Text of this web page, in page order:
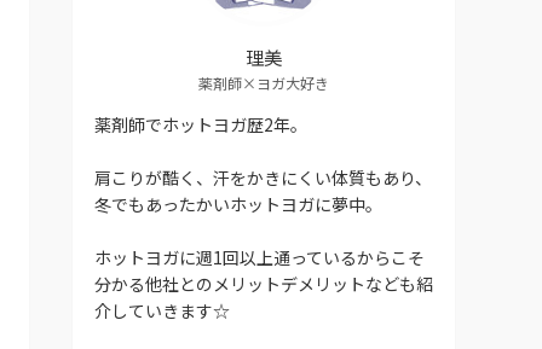
理美
薬剤師×ヨガ大好き
薬剤師でホットヨガ歴2年。
肩こりが酷く、汗をかきにくい体質もあり、
冬でもあったかいホットヨガに夢中。
ホットヨガに週1回以上通っているからこそ
分かる他社とのメリットデメリットなども紹
介していきます☆